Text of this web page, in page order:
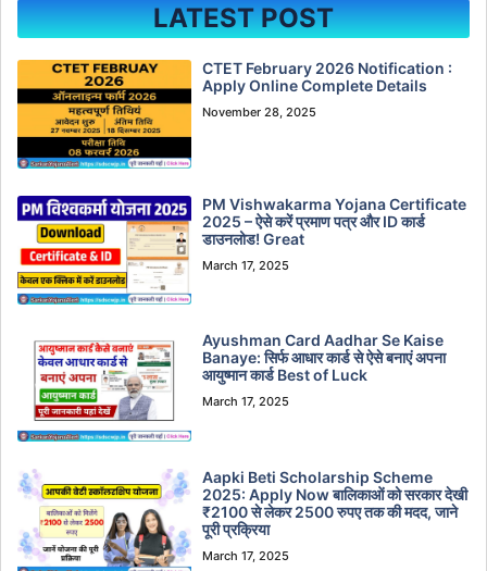
LATEST POST
CTET February 2026 Notification :
Apply Online Complete Details
November 28, 2025
PM Vishwakarma Yojana Certificate
2025 – ऐसे करें प्रमाण पत्र और ID कार्ड
डाउनलोड! Great
March 17, 2025
Ayushman Card Aadhar Se Kaise
Banaye: सिर्फ आधार कार्ड से ऐसे बनाएं अपना
आयुष्मान कार्ड Best of Luck
March 17, 2025
Aapki Beti Scholarship Scheme
2025: Apply Now बालिकाओं को सरकार देखी
₹2100 से लेकर 2500 रुपए तक की मदद, जाने
पूरी प्रक्रिया
March 17, 2025